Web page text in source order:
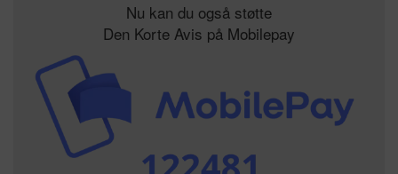
Nu kan du også støtte
Den Korte Avis på Mobilepay